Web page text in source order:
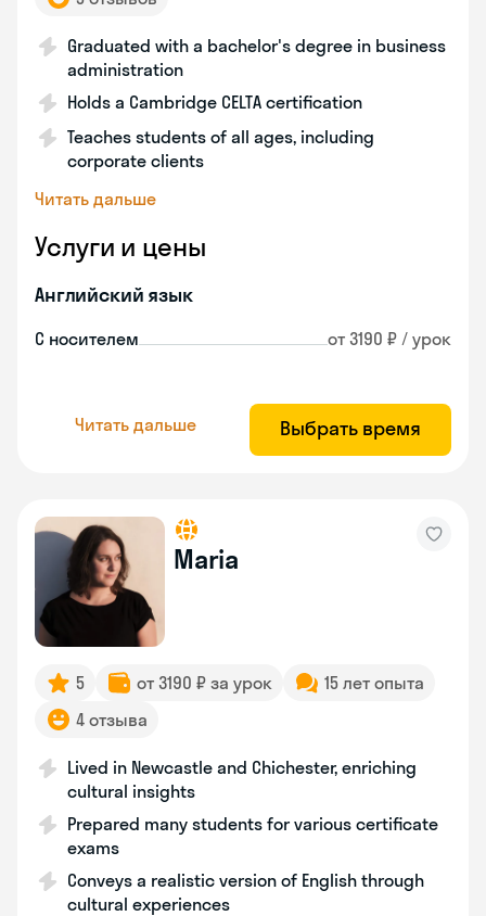
Graduated with a bachelor's degree in business
administration
Holds a Cambridge CELTA certification
Teaches students of all ages, including
corporate clients
Читать дальше
Услуги и цены
Английский язык
С носителем от 3190 ₽ / урок
Читать дальше Выбрать время
Maria
5 от 3190 ₽ за урок
15 лет опыта
4 отзыва
Lived in Newcastle and Chichester, enriching
cultural insights
Prepared many students for various certificate
exams
Conveys a realistic version of English through
cultural experiences